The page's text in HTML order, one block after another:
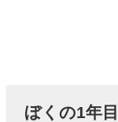
ぼくの1年